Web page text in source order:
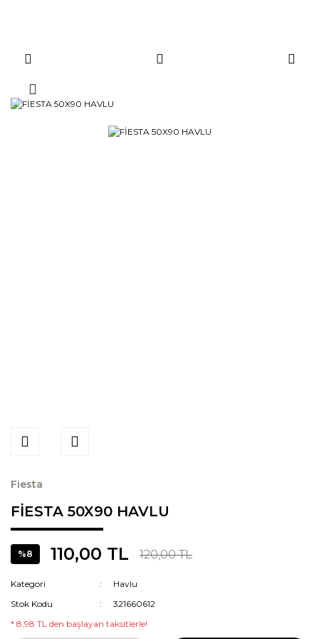
Fiesta
FİESTA 50X90 HAVLU
%8 110,00 TL 120,00 TL
Kategori
Havlu
Stok Kodu
321660612
* 8,98 TL den başlayan taksitlerle!